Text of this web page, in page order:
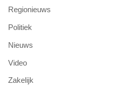
Regionieuws
Politiek
Nieuws
Video
Zakelijk